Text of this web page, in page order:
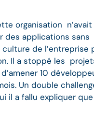
organisation
des applications sans
de l’entreprise
Il a stoppé les
10
Un double
il a fallu expliquer